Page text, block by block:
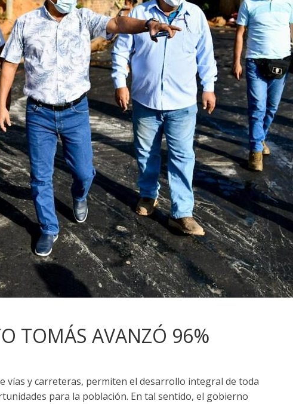
TOMÁS AVANZÓ 96%
vías y carreteras, permiten el desarrollo integral de toda
para la población. En tal sentido, el gobierno